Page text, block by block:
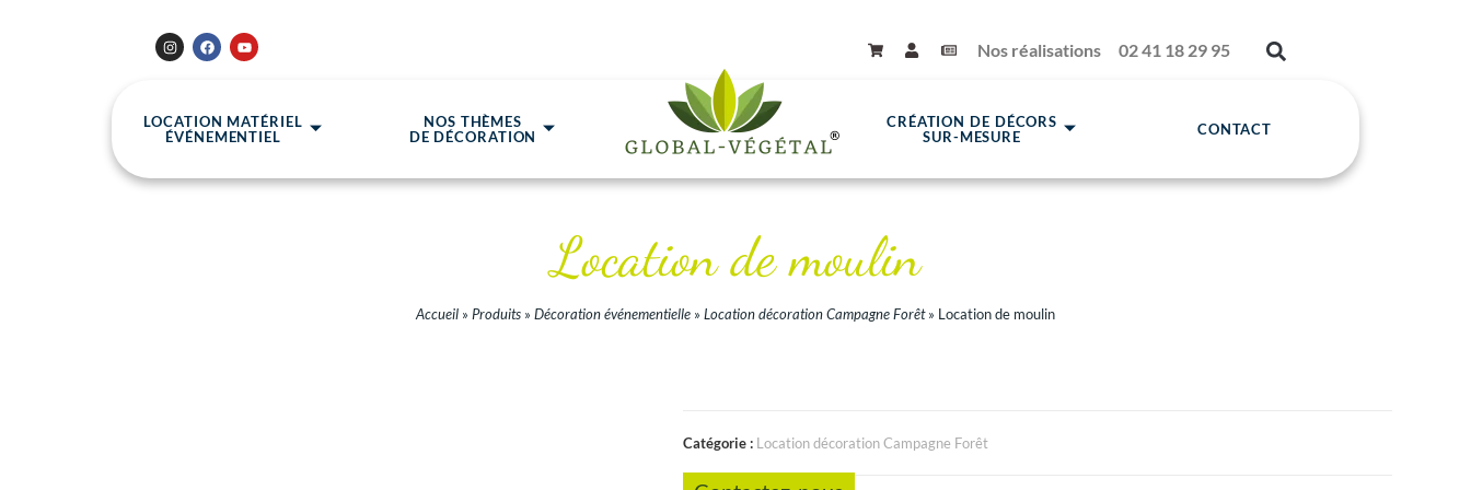
Nos réalisations 02 41 18 29 95
LOCATION MATÉRIEL
ÉVÉNEMENTIEL
NOS THÈMES
DE DÉCORATION
CRÉATION DE DÉCORS
SUR-MESURE
CONTACT
Location de moulin
Accueil » Produits » Décoration événementielle » Location décoration Campagne Forêt» Location de moulin
Catégorie : Location décoration Campagne Forêt